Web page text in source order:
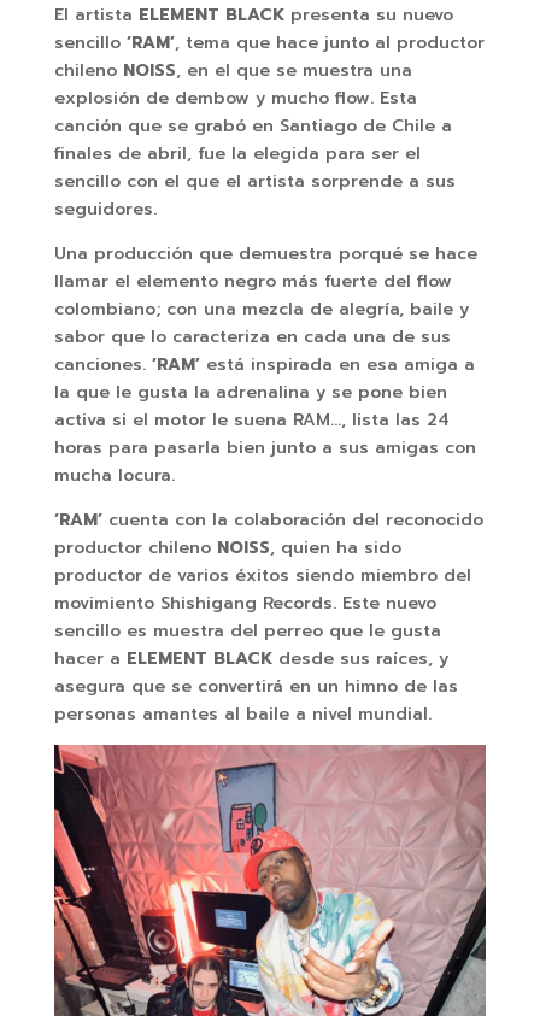
El artista ELEMENT BLACK presenta su nuevo
sencillo ‘RAM’, tema que hace junto al productor
chileno NOISS, en el que se muestra una
explosión de dembow y mucho flow. Esta
canción que se grabó en Santiago de Chile a
finales de abril, fue la elegida para ser el
sencillo con el que el artista sorprende a sus
seguidores.
Una producción que demuestra porqué se hace
llamar el elemento negro más fuerte del flow
colombiano; con una mezcla de alegría, baile y
sabor que lo caracteriza en cada una de sus
canciones. ‘RAM’está inspirada en esa amiga a
la que le gusta la adrenalina y se pone bien
activa si el motor le suena RAM…, lista las 24
horas para pasarla bien junto a sus amigas con
mucha locura.
‘RAM’cuenta con la colaboración del reconocido
productor chileno NOISS, quien ha sido
productor de varios éxitos siendo miembro del
movimiento Shishigang Records. Este nuevo
sencillo es muestra del perreo que le gusta
hacer a ELEMENT BLACKdesde sus raíces, y
asegura que se convertirá en un himno de las
personas amantes al baile a nivel mundial.